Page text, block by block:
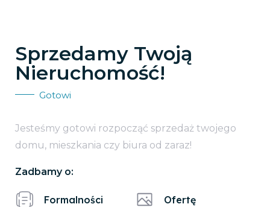
Sprzedamy Twoją
Nieruchomość!
Gotowi
Jesteśmy gotowi rozpocząć sprzedaż twojego
domu, mieszkania czy biura od zaraz!
Zadbamy o:
Formalności Ofertę